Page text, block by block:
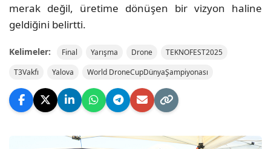
merak değil, üretime dönüşen bir vizyon haline
geldiğini belirtti.
Kelimeler: Final Yarışma Drone
TEKNOFEST2025
T3Vakfı
Yalova World DroneCupDünyaŞampiyonası